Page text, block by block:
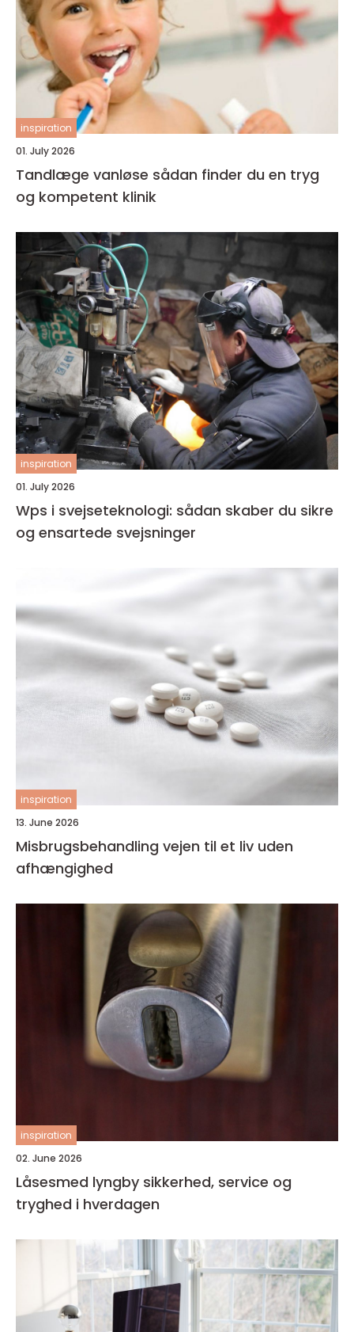
inspiration
01. July 2026
Tandlæge vanløse sådan finder du en tryg
og kompetent klinik
inspiration
01. July 2026
Wps i svejseteknologi: sådan skaber du sikre
og ensartede svejsninger
inspiration
13. June 2026
Misbrugsbehandling vejen til et liv uden
afhængighed
inspiration
02. June 2026
Låsesmed lyngby sikkerhed, service og
tryghed i hverdagen